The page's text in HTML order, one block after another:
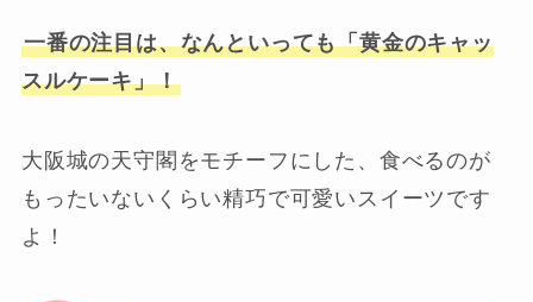
一番の注目は、なんといっても「黄金のキャッ
スルケーキ」！
大阪城の天守閣をモチーフにした、食べるのが
もったいないくらい精巧で可愛いスイーツです
よ！